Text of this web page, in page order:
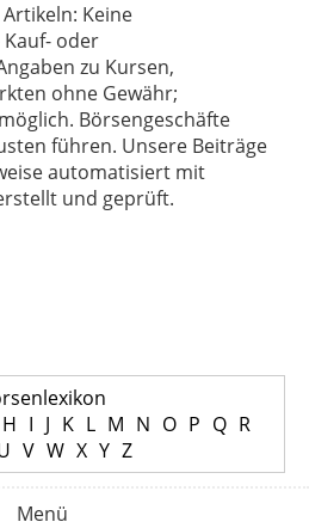
Keine
oder
zu Kursen,
ohne Gewähr;
Börsengeschäfte
führen. Unsere Beiträge
automatisiert mit
und geprüft.
H I J K L M N O P Q R
V W X Y Z
Menü